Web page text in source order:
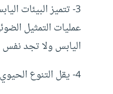
3- تتميز البيئات
عمليات التمثيل
اليابس ولا تجد نفس
4- يقل التنوع الحيوي كثيرا في الجزر عما هو الحال عليه في الكتل القارية.